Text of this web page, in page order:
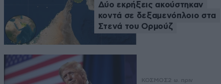
Δύο εκρήξεις ακούστηκαν
κοντά σε δεξαμενόπλοιο στα
Στενά του Ορμούζ
ΚΟΣΜΟΣ2 ω. πριν